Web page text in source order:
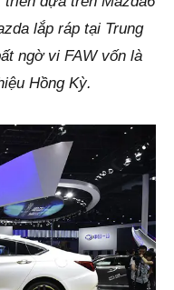
lắp ráp tại Trung
ngờ vi FAW vốn là
Hồng Kỳ.